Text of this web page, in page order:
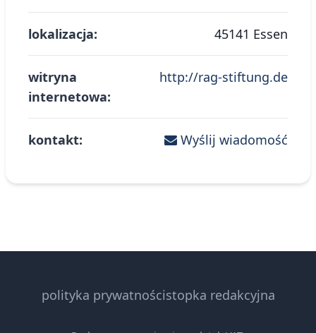
lokalizacja: 45141 Essen
witryna
internetowa:
http://rag-stiftung.de
kontakt: Wyślij wiadomość
polityka prywatnościstopka redakcyjna